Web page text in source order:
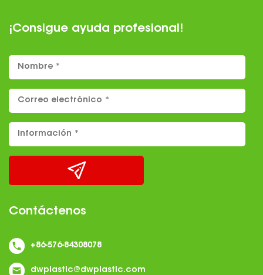
¡Consigue ayuda profesional!
Contáctenos
+86-576-84308078
dwplastic@dwplastic.com